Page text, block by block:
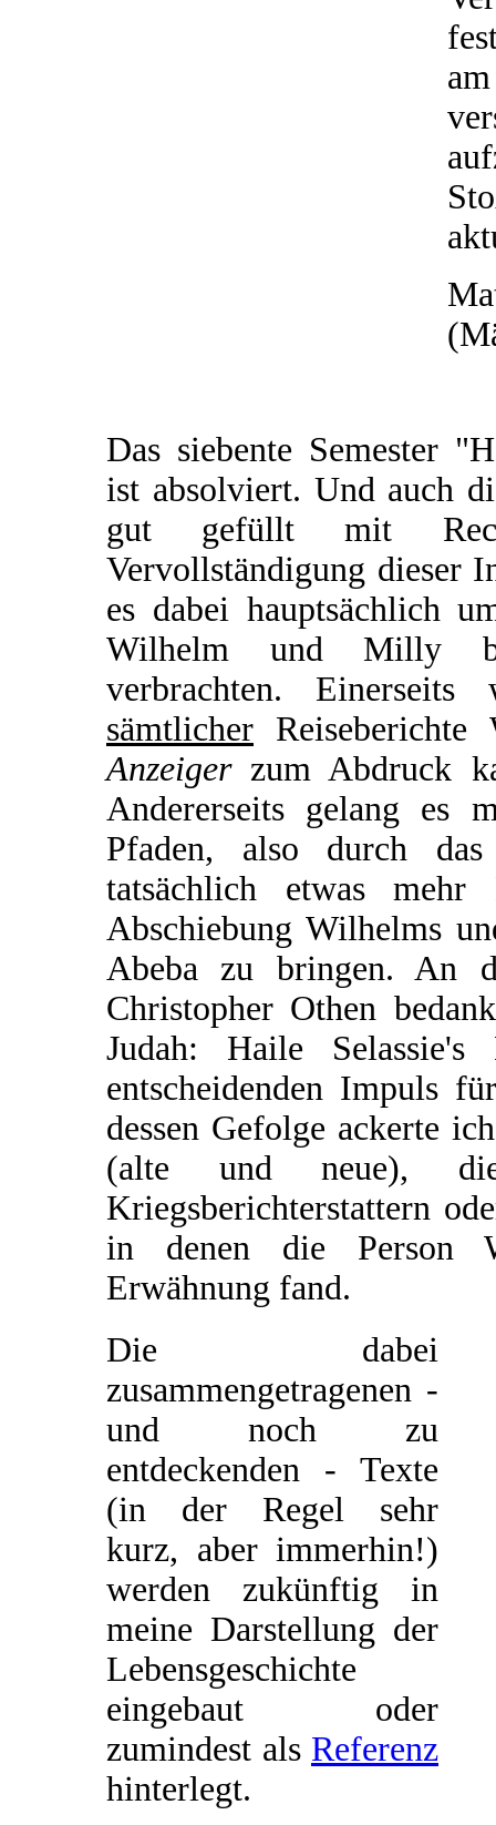
Das siebente Semester
ist absolviert. Und auch
gut gefüllt mit
Vervollständigung dieser
es dabei hauptsächlich
Wilhelm und Milly
verbrachten.
sämtlicher
Anzeigerzum Abdruck
Andererseits gelang es
Pfaden, also durch das
tatsächlich etwas
Abschiebung Wilhelms
Abeba zu bringen. An
Christopher Othen
Judah: Haile
entscheidenden Impuls
dessen Gefolge ackerte
(alte und neue),
Kriegsberichterstattern
in denen die Person
Erwähnung fand.
Die dabei
zusammengetragenen -
und noch zu
entdeckenden - Texte
(in der Regel sehr
kurz, aber immerhin!)
werden zukünftig in
meine Darstellung der
Lebensgeschichte
eingebaut oder
zumindest als Referenz
hinterlegt.